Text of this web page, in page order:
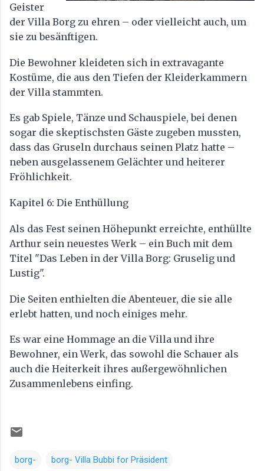
Geister
der Villa Borg zu ehren – oder vielleicht auch, um
sie zu besänftigen.
Die Bewohner kleideten sich in extravagante
Kostüme, die aus den Tiefen der Kleiderkammern
der Villa stammten.
Es gab Spiele, Tänze und Schauspiele, bei denen
sogar die skeptischsten Gäste zugeben mussten,
dass das Gruseln durchaus seinen Platz hatte –
neben ausgelassenem Gelächter und heiterer
Fröhlichkeit.
Kapitel 6: Die Enthüllung
Als das Fest seinen Höhepunkt erreichte, enthüllte
Arthur sein neuestes Werk – ein Buch mit dem
Titel "Das Leben in der Villa Borg: Gruselig und
Lustig".
Die Seiten enthielten die Abenteuer, die sie alle
erlebt hatten, und noch einiges mehr.
Es war eine Hommage an die Villa und ihre
Bewohner, ein Werk, das sowohl die Schauer als
auch die Heiterkeit ihres außergewöhnlichen
Zusammenlebens einfing.
borg- borg- Villa Bubbi for Präsident